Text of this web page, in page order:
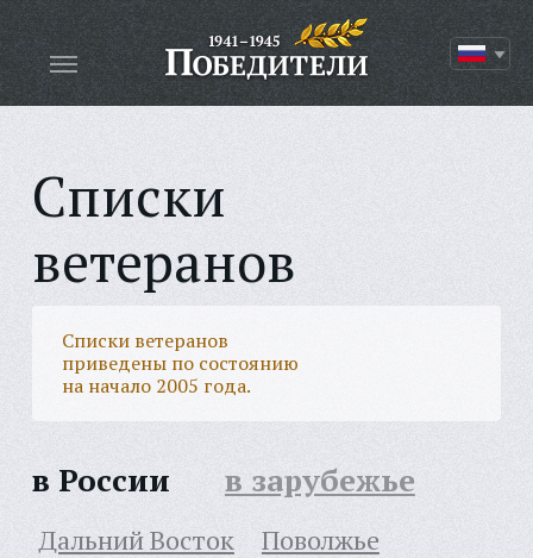
Списки
ветеранов
Списки ветеранов
приведены по состоянию
на начало 2005 года.
в России в зарубежье
Дальний Восток
Поволжье